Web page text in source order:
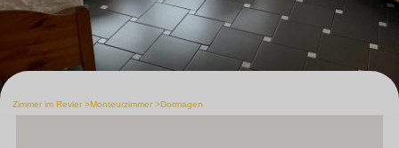
Zimmer im Revier Monteurzimmer Dormagen